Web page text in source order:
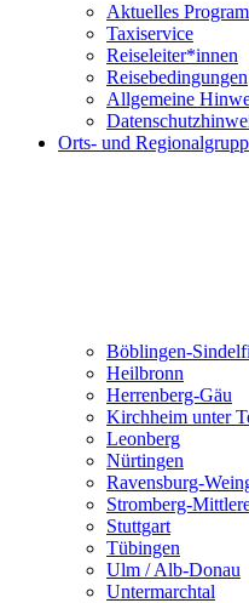
Aktuelles
Taxiservice
Reiseleiter*innen
Reisebedingungen
Allgemeine
Orts- und
Böblingen-
Heilbronn
Herrenberg-Gäu
Kirchheim unter
Leonberg
Nürtingen
Ravensburg-
Stromberg-
Stuttgart
Tübingen
Ulm / Alb-Donau
Untermarchtal